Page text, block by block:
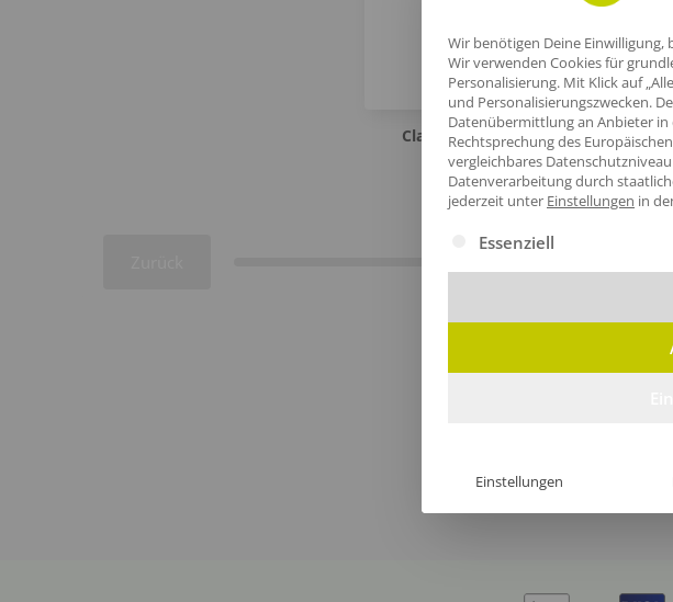
Classic Bademäntel
ab 35,76€/Stk
Wir benötigen Deine Einwilligung,
Wir verwenden Cookies für
Personalisierung. Mit Klick auf
und Personalisierungszwecken.
Datenübermittlung an Anbieter in
Rechtsprechung des
vergleichbares
Datenverarbeitung durch
jederzeit unter Einstellungen in
Es folgt eine Liste der
Essenziell
Einstellungen